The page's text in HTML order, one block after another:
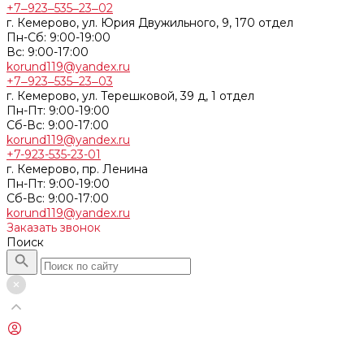
+7‒923‒535‒23‒02
г. Кемерово, ул. Юрия Двужильного, 9, 170 отдел
Пн-Сб: 9:00-19:00
Вс: 9:00-17:00
korund119@yandex.ru
+7‒923‒535‒23‒03
г. Кемерово, ул. Терешковой, 39 д, 1 отдел
Пн-Пт: 9:00-19:00
Cб-Вс: 9:00-17:00
korund119@yandex.ru
+7-923-535-23-01
г. Кемерово, пр. Ленина
Пн-Пт: 9:00-19:00
Cб-Вс: 9:00-17:00
korund119@yandex.ru
Заказать звонок
Поиск